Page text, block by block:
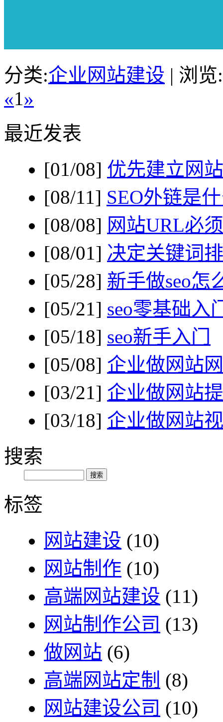
分类:企业网站建设 | 浏览:
«1»
最近发表
[01/08] 优先建立网
[08/11] SEO外链是
[08/08] 网站URL必
[08/01] 决定关键词
[05/28] 新手做seo怎
[05/21] seo零基础入
[05/18] seo新手入门
[05/08] 企业做网站
[03/21] 企业做网站
[03/18] 企业做网站
搜索
标签
网站建设 (10)
网站制作 (10)
高端网站建设 (11)
网站制作公司 (13)
做网站 (6)
高端网站定制 (8)
网站建设公司 (10)